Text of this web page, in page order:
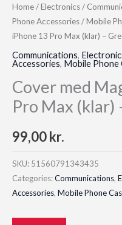
Home/Electronics/
Phone Accessories/Mobile
iPhone 13 Pro Max (klar) –
Communications,
Accessories, Mobile Phone
Cover med
Pro Max (klar)
99,00kr.
SKU: 51560791343435
Categories:Communications,
Accessories, Mobile Phone